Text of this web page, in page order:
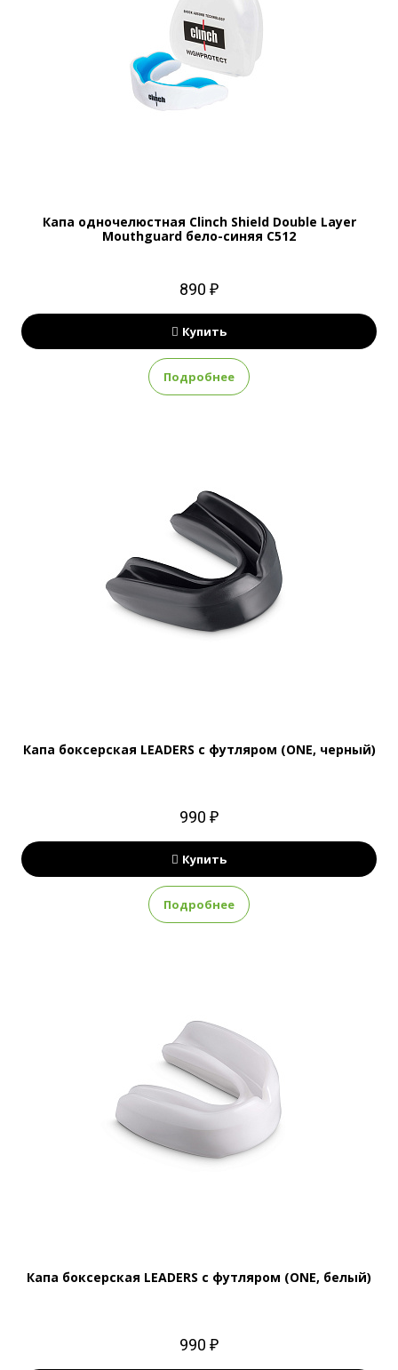
Капа одночелюстная Clinch Shield Double Layer
Mouthguard бело-синяя C512
890 ₽
Купить
Подробнее
Капа боксерская LEADERS с футляром (ONE, черный)
990 ₽
Купить
Подробнее
Капа боксерская LEADERS с футляром (ONE, белый)
990 ₽